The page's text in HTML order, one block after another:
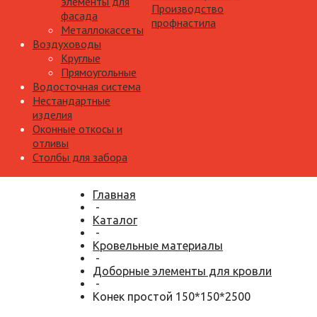
фасада
Металлокассеты
Воздуховоды
Круглые
Прямоугольные
Водосточная система
Нестандартные
изделия
Оконные откосы и
отливы
Столбы для забора
Производство
профнастила
Главная
-
Каталог
-
Кровельные материалы
-
Доборные элементы для кровли
-
Конек простой 150*150*2500